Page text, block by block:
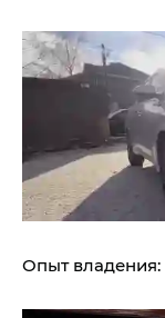
Опыт владения: